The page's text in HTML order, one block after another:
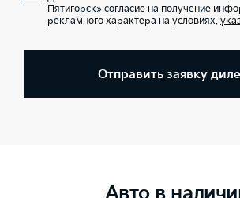
Пятигорск» согласие на получение
рекламного характера на условиях,
Отправить заявку